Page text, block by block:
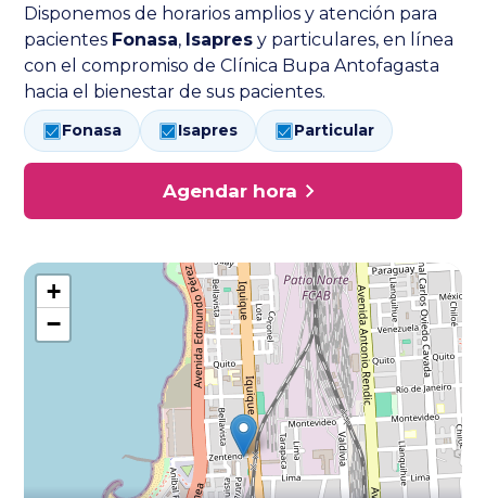
Disponemos de horarios amplios y atención para
pacientes Fonasa, Isapres y particulares, en línea
con el compromiso de Clínica Bupa Antofagasta
hacia el bienestar de sus pacientes.
Fonasa Isapres Particular
Agendar hora
+
−